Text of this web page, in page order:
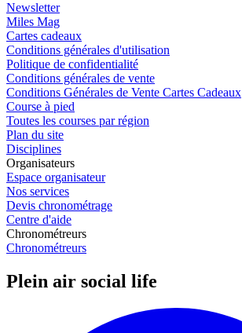
Newsletter
Miles Mag
Cartes cadeaux
Conditions générales d'utilisation
Politique de confidentialité
Conditions générales de vente
Conditions Générales de Vente Cartes Cadeaux
Course à pied
Toutes les courses par région
Plan du site
Disciplines
Organisateurs
Espace organisateur
Nos services
Devis chronométrage
Centre d'aide
Chronométreurs
Chronométreurs
Plein air social life